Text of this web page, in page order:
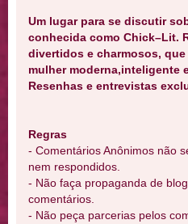
Um lugar para se discutir
conhecida como Chick–Lit.
divertidos e charmosos,
mulher moderna,inteligente
Resenhas e entrevistas
Regras
- Comentários Anônimos não
nem respondidos.
- Não faça propaganda de
comentários.
- Não peça parcerias pelos